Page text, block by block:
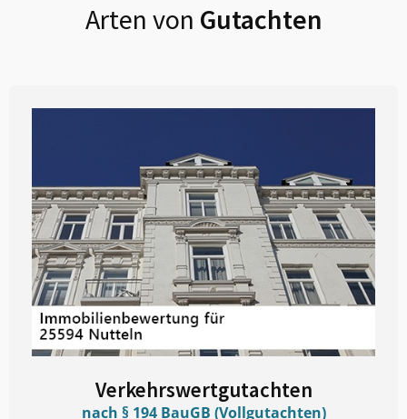
Arten von Gutachten
Verkehrswertgutachten
nach § 194 BauGB (Vollgutachten)